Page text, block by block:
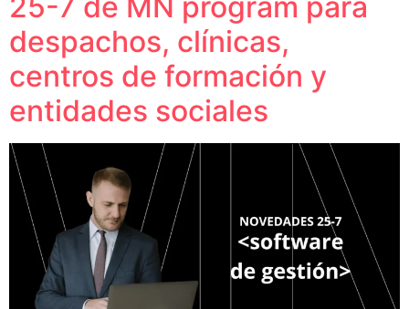
despachos, clínicas,
centros de formación y
entidades sociales